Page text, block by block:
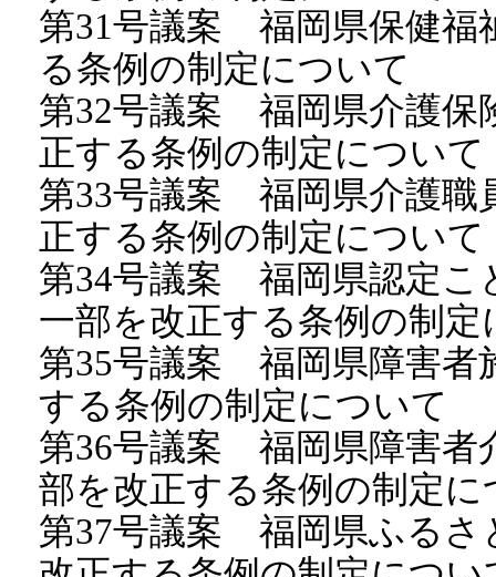
第31号議案 福岡県保健福
る条例の制定について
第32号議案 福岡県介護保
正する条例の制定について
第33号議案 福岡県介護職
正する条例の制定について
第34号議案 福岡県認定こ
一部を改正する条例の制定
第35号議案 福岡県障害者
する条例の制定について
第36号議案 福岡県障害者
部を改正する条例の制定に
第37号議案 福岡県ふるさ